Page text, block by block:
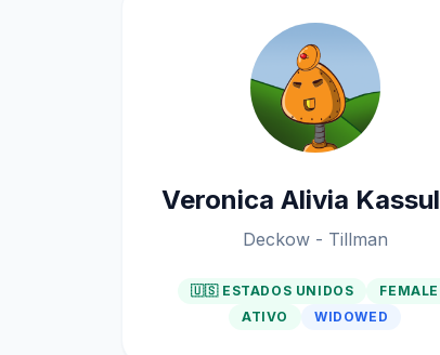
Veronica Alivia
Deckow - Tillman
🇺🇸 ESTADOS UNIDOS
FEMALE
ATIVO
WIDOWED